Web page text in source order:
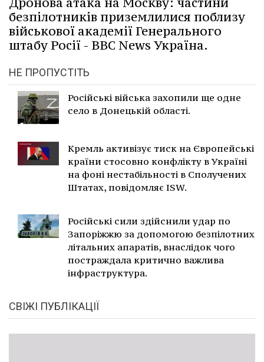
безпілотників приземлилися поблизу
військової академії Генерального
штабу Росії - BBC News Україна.
НЕ ПРОПУСТІТЬ
Російські війська захопили ще одне
село в Донецькій області.
Кремль активізує тиск на Європейські
країни стосовно конфлікту в Україні
на фоні нестабільності в Сполучених
Штатах, повідомляє ISW.
Російські сили здійснили удар по
Запоріжжю за допомогою безпілотних
літальних апаратів, внаслідок чого
постраждала критично важлива
інфраструктура.
СВІЖІ ПУБЛІКАЦІЇ